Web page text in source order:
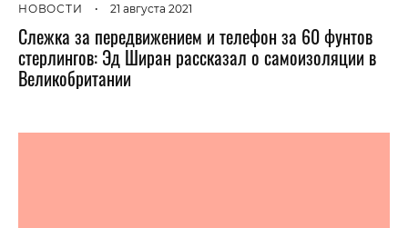
НОВОСТИ • 21 августа 2021
Слежка за передвижением и телефон за 60 фунтов
стерлингов: Эд Ширан рассказал о самоизоляции в
Великобритании